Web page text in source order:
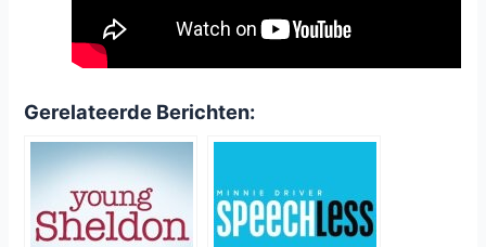
Gerelateerde Berichten: